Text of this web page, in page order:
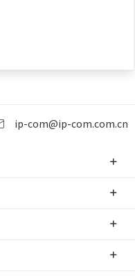
ip-com@ip-com.com.cn